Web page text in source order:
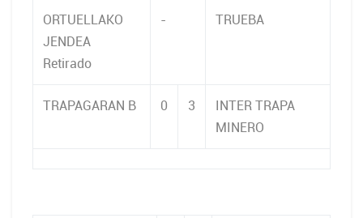
ORTUELLAKO
JENDEA
Retirado
- TRUEBA
TRAPAGARAN B 0 3
INTER TRAPA
MINERO